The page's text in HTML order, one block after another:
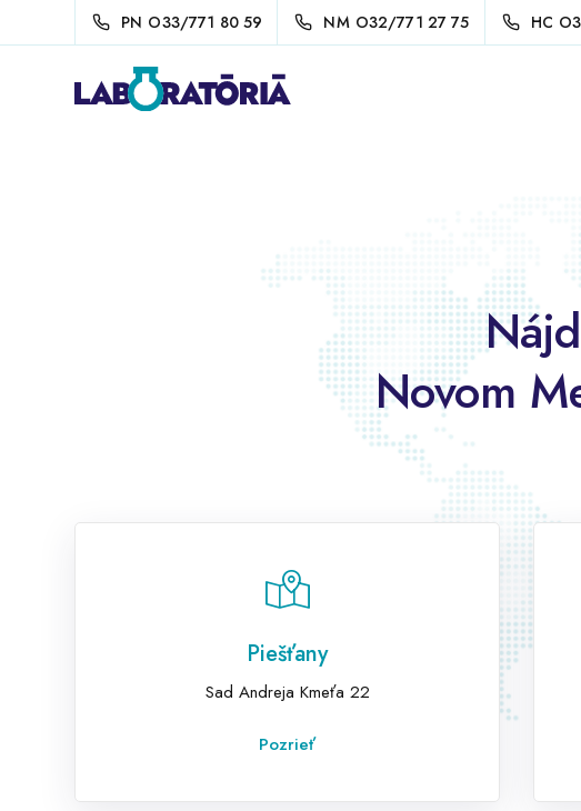
PN O33/771 80 59 NM O32/771 27 75 HC
Novom
Piešťany
Sad Andreja Kmeťa 22
Pozrieť